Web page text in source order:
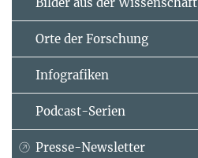
Orte der Forschung
Infografiken
Podcast-Serien
Presse-Newsletter